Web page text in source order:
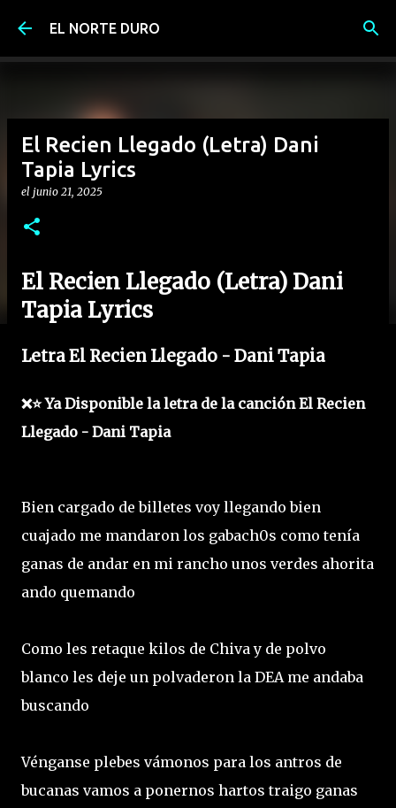
Ir al contenido principal
EL NORTE DURO
El Recien Llegado (Letra) Dani
Tapia Lyrics
el junio 21, 2025
El Recien Llegado (Letra) Dani
Tapia Lyrics
Letra El Recien Llegado - Dani Tapia
❌⭐ Ya Disponible la letra de la canción El Recien
Llegado - Dani Tapia
Bien cargado de billetes voy llegando bien
cuajado me mandaron los gabach0s como tenía
ganas de andar en mi rancho unos verdes ahorita
ando quemando
Como les retaque kilos de Chiva y de polvo
blanco les deje un polvaderon la DEA me andaba
buscando
Vénganse plebes vámonos para los antros de
bucanas vamos a ponernos hartos traigo ganas